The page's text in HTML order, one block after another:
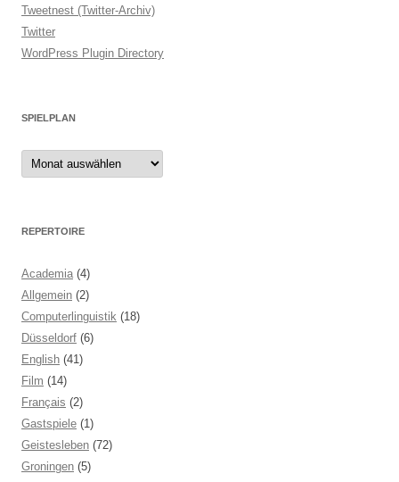
Tweetnest (Twitter-Archiv)
Twitter
WordPress Plugin Directory
SPIELPLAN
Spielplan
REPERTOIRE
Academia (4)
Allgemein (2)
Computerlinguistik (18)
Düsseldorf (6)
English (41)
Film (14)
Français (2)
Gastspiele (1)
Geistesleben (72)
Groningen (5)